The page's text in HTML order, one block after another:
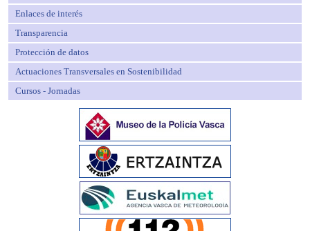
Enlaces de interés
Transparencia
Protección de datos
Actuaciones Transversales en Sostenibilidad
Cursos - Jornadas